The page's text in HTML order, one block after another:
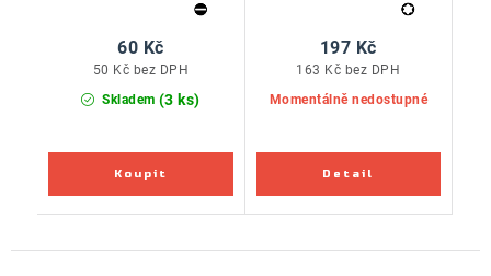
Skladem (3 ks)
50 Kč bez DPH
60 Kč
Momentálně nedostupné
163 Kč bez DPH
197 Kč